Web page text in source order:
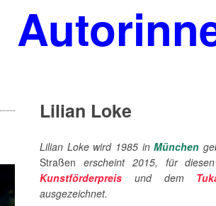
Lilian Loke
Lilian Loke wird 1985 inMünchen
Straßen erscheint 2015, für
Kunstförderpreis und dem
ausgezeichnet.